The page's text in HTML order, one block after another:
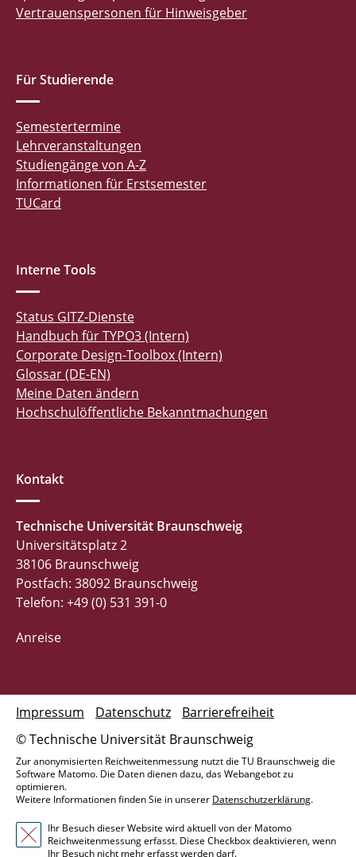
Vertrauenspersonen für Hinweisgeber
Für Studierende
Semestertermine
Lehrveranstaltungen
Studiengänge von A-Z
Informationen für Erstsemester
TUCard
Interne Tools
Status GITZ-Dienste
Handbuch für TYPO3 (Intern)
Corporate Design-Toolbox (Intern)
Glossar (DE-EN)
Meine Daten ändern
Hochschulöffentliche Bekanntmachungen
Kontakt
Technische Universität Braunschweig
Universitätsplatz 2
38106 Braunschweig
Postfach: 38092 Braunschweig
Telefon: +49 (0) 531 391-0
Anreise
© Technische Universität Braunschweig
Impressum Datenschutz Barrierefreiheit
Zur anonymisierten Reichweitenmessung nutzt die TU Braunschweig die
Software Matomo. Die Daten dienen dazu, das Webangebot zu
optimieren.
Weitere Informationen finden Sie in unserer Datenschutzerklärung.
Ihr Besuch dieser Website wird aktuell von der Matomo
Reichweitenmessung erfasst. Diese Checkbox deaktivieren, wenn
Ihr Besuch nicht mehr erfasst werden darf.